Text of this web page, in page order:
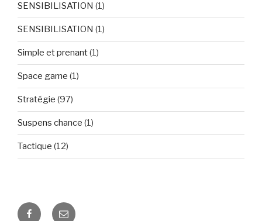
SENSIBILISATION (1)
SENSIBILISATION (1)
Simple et prenant(1)
Space game (1)
Stratégie (97)
Suspens chance (1)
Tactique (12)
Facebook
E-